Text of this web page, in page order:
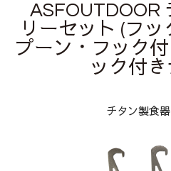
ASFOUTDOOR
リーセット (フ
プーン・フック
ック付
チタン製食